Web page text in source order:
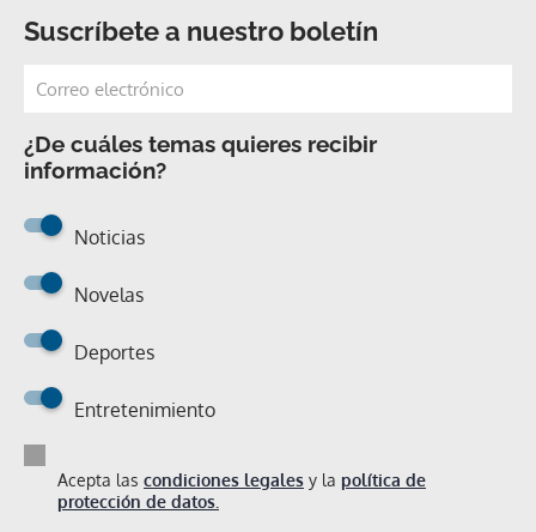
Suscríbete a nuestro boletín
¿De cuáles temas quieres recibir
información?
Noticias
Novelas
Deportes
Entretenimiento
Acepta las condiciones legales y la política de
protección de datos.